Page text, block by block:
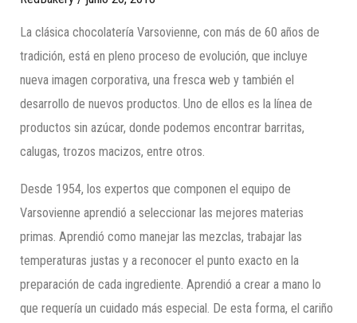
La clásica chocolatería Varsovienne, con más de 60 años de
tradición, está en pleno proceso de evolución, que incluye
nueva imagen corporativa, una fresca web y también el
desarrollo de nuevos productos. Uno de ellos es la línea de
productos sin azúcar, donde podemos encontrar barritas,
calugas, trozos macizos, entre otros.
Desde 1954, los expertos que componen el equipo de
Varsovienne aprendió a seleccionar las mejores materias
primas. Aprendió como manejar las mezclas, trabajar las
temperaturas justas y a reconocer el punto exacto en la
preparación de cada ingrediente. Aprendió a crear a mano lo
que requería un cuidado más especial. De esta forma, el cariño